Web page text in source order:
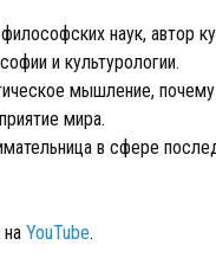
наук, автор
и культурологии.
мышление,
мира.
в сфере
YouTube.